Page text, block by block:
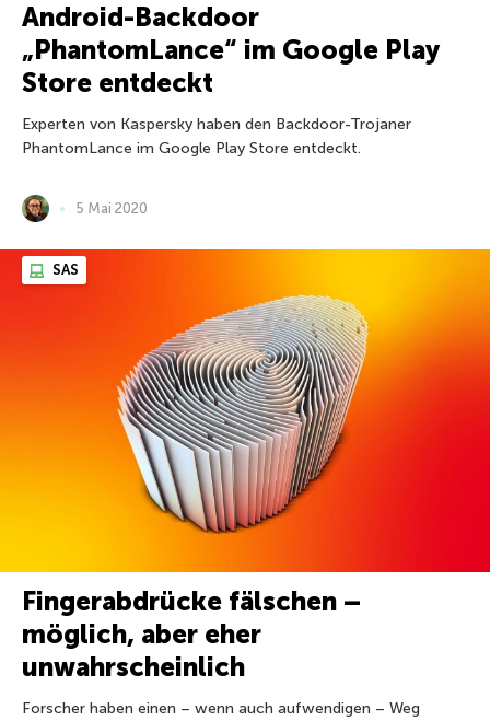
Android-Backdoor
„PhantomLance“ im Google Play
Store entdeckt
Experten von Kaspersky haben den Backdoor-Trojaner
PhantomLance im Google Play Store entdeckt.
5 Mai 2020
SAS
Fingerabdrücke fälschen –
möglich, aber eher
unwahrscheinlich
Forscher haben einen – wenn auch aufwendigen – Weg